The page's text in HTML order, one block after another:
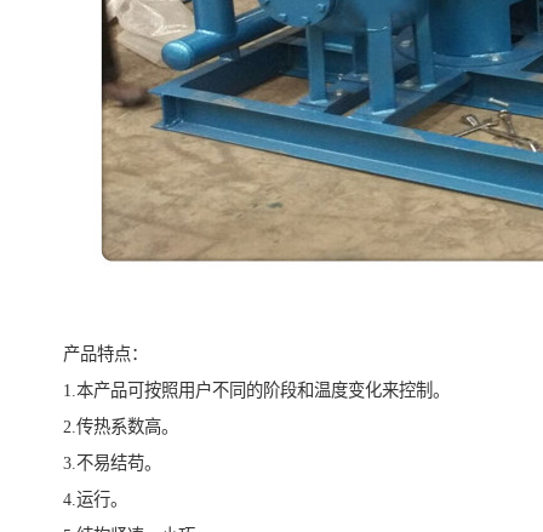
产品特点：
1.本产品可按照用户不同的阶段和温度变化来控制。
2.传热系数高。
3.不易结苟。
4.运行。